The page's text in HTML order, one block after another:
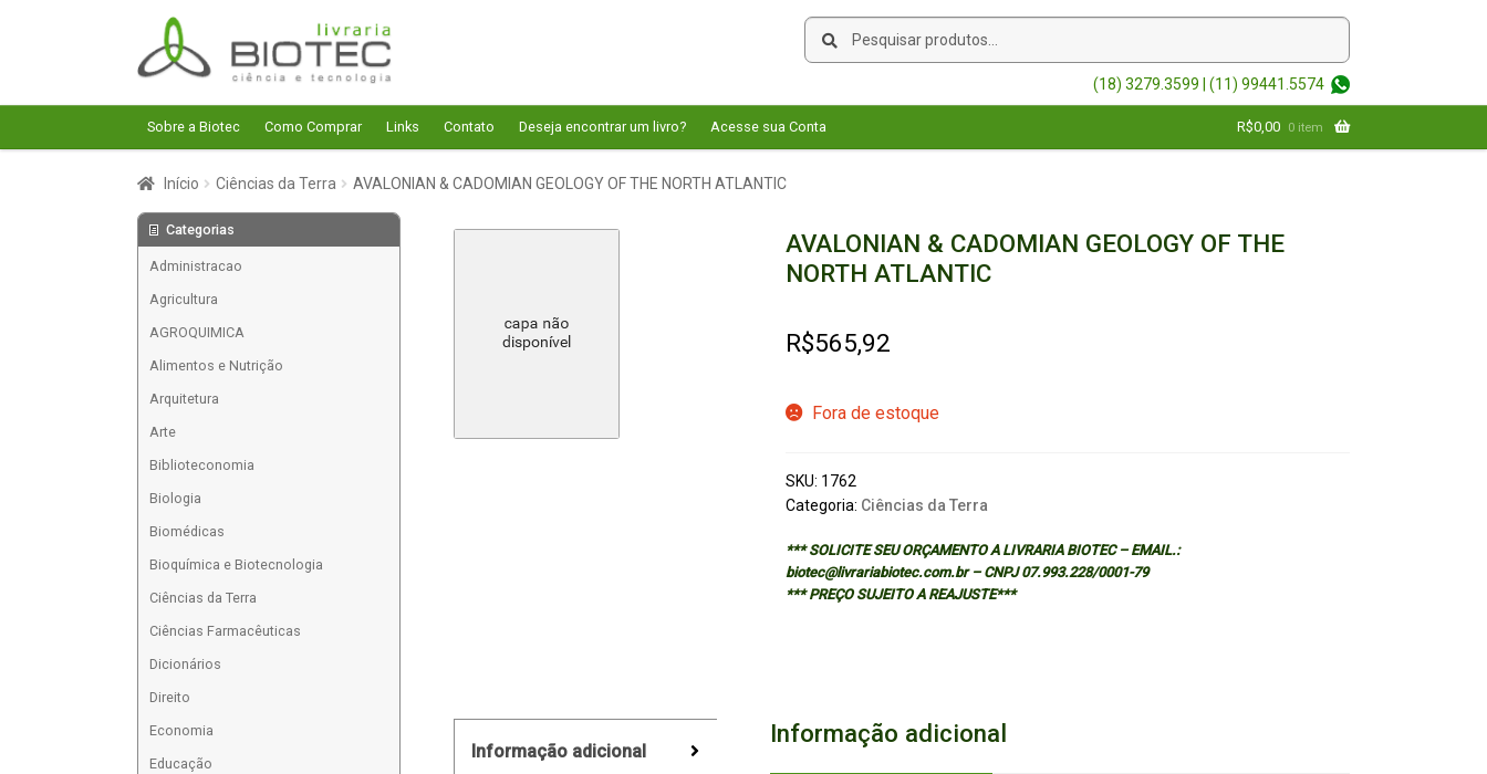
Pular
para
navegação
Pular
para
o
conteúdo
Pesquisar
Pesquisar
(18) 3279.3599 | (11) 99441.5574
Sobre a Biotec Como Comprar Links Contato Deseja encontrar um livro? Acesse sua Conta R$0,00 0 item
Início Ciências da Terra AVALONIAN & CADOMIAN GEOLOGY OF THE NORTH ATLANTIC
AVALONIAN & CADOMIAN GEOLOGY OF THE
NORTH ATLANTIC
R$565,92
Fora de estoque
SKU: 1762
Categoria: Ciências da Terra
*** SOLICITE SEU ORÇAMENTO A LIVRARIA BIOTEC – EMAIL.:
biotec@livrariabiotec.com.br – CNPJ 07.993.228/0001-79
*** PREÇO SUJEITO A REAJUSTE***
Informação adicional
Informação adicional
Categorias
Administracao
Agricultura
AGROQUIMICA
Alimentos e Nutrição
Arquitetura
Arte
Biblioteconomia
Biologia
Biomédicas
Bioquímica e Biotecnologia
Ciências da Terra
Ciências Farmacêuticas
Dicionários
Direito
Economia
Educação